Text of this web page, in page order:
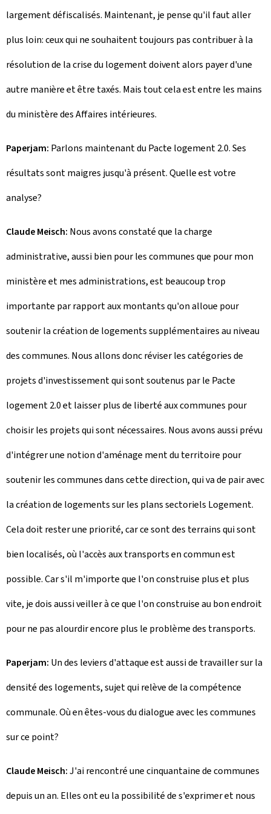
largement défiscalisés. Maintenant, je pense qu'il faut aller
plus loin: ceux qui ne souhaitent toujours pas contribuer à la
résolution de la crise du logement doivent alors payer d'une
autre manière et être taxés. Mais tout cela est entre les mains
du ministère des Affaires intérieures.
Paperjam: Parlons maintenant du Pacte logement 2.0. Ses
résultats sont maigres jusqu'à présent. Quelle est votre
analyse?
Claude Meisch: Nous avons constaté que la charge
administrative, aussi bien pour les communes que pour mon
ministère et mes administrations, est beaucoup trop
importante par rapport aux montants qu'on alloue pour
soutenir la création de logements supplémentaires au niveau
des communes. Nous allons donc réviser les catégories de
projets d'investissement qui sont soutenus par le Pacte
logement 2.0 et laisser plus de liberté aux communes pour
choisir les projets qui sont nécessaires. Nous avons aussi prévu
d'intégrer une notion d'aménage ment du territoire pour
soutenir les communes dans cette direction, qui va de pair avec
la création de logements sur les plans sectoriels Logement.
Cela doit rester une priorité, car ce sont des terrains qui sont
bien localisés, où l'accès aux transports en commun est
possible. Car s'il m'importe que l'on construise plus et plus
vite, je dois aussi veiller à ce que l'on construise au bon endroit
pour ne pas alourdir encore plus le problème des transports.
Paperjam: Un des leviers d'attaque est aussi de travailler sur la
densité des logements, sujet qui relève de la compétence
communale. Où en êtes-vous du dialogue avec les communes
sur ce point?
Claude Meisch:J'ai rencontré une cinquantaine de communes
depuis un an. Elles ont eu la possibilité de s'exprimer et nous